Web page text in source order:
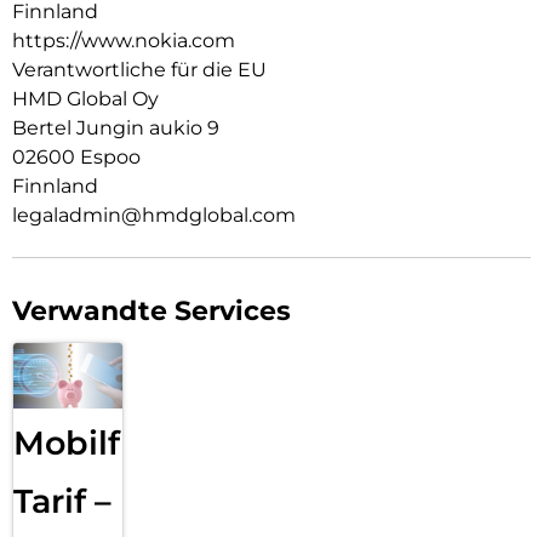
Finnland
https://www.nokia.com
Verantwortliche für die EU
HMD Global Oy
Bertel Jungin aukio 9
02600 Espoo
Finnland
legaladmin@hmdglobal.com
Verwandte Services
Mobilfunk
Tarif –